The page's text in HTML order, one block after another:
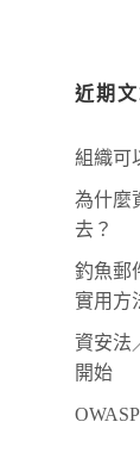
近期
組織可
為什麼
去？
釣魚郵
實用方
資安法
開始